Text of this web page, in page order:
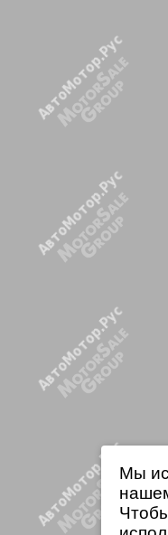
Мы